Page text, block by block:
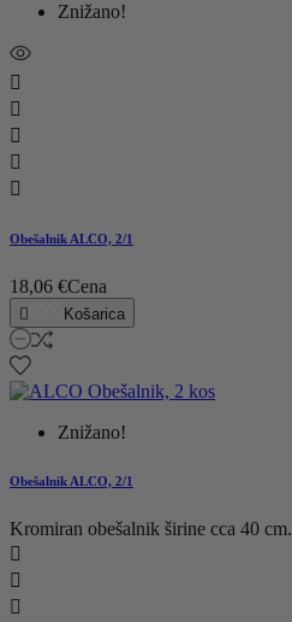
Znižano!





Obešalnik ALCO, 2/1
18,06 €Cena
 Košarica
Znižano!
Obešalnik ALCO, 2/1
Kromiran obešalnik širine cca 40 cm.


